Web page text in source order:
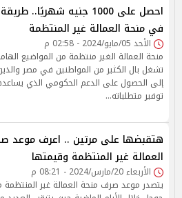
احصل على 1000 جنيه شهريًا..
في منحة العمالة غير المنتظمة
الأحد 05/مايو/2024 - 02:58 م
منحة العمالة الغير منتظمة من المواضيع
تشغل بال الكثير من المواطنين في مصر
إلى الحصول على الدعم الحكومي الذي
توفير متطلباته…
هتقبضها على مرتين .. اعرف موعد
العمالة غير المنتظمة وقيمتها
الأربعاء 20/مارس/2024 - 08:21 م
يتصدر موعد صرف منحة العمالة غير المنتظمة